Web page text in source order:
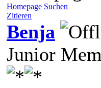
Homepage Suchen
Zitieren
Benja
Junior